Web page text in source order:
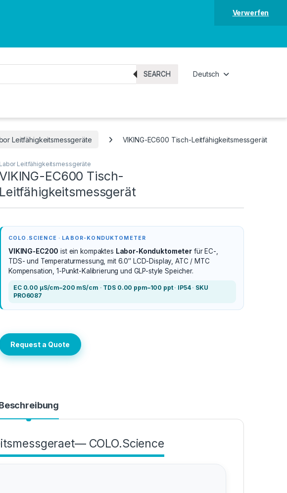
Verwerfen
SEARCH Deutsch
Leitfähigkeitsmessgeräte VIKING-EC600 Tisch-Leitfähigkeitsmessgerät
Labor Leitfähigkeitsmessgeräte
EC600 Tisch-
Leitfähigkeitsmessgerät
COLO.SCIENCE · LABOR-KONDUKTOMETER
VIKING-EC200 ist ein kompaktes Labor-Konduktometer für EC-,
TDS- und Temperaturmessung, mit 6.0″ LCD-Display, ATC / MTC
Kompensation, 1-Punkt-Kalibrierung und GLP-style Speicher.
EC 0.00 μS/cm–200 mS/cm · TDS 0.00 ppm–100 ppt · IP54 · SKU
PRO6087
Request a Quote
COLO.Science